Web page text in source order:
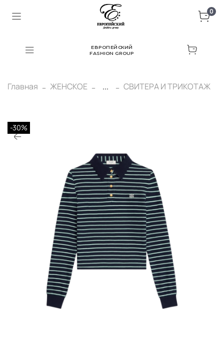
0
ЕВРОПЕЙСКИЙ
FASHION GROUP
Главная ЖЕНСКОЕ ... СВИТЕРА И ТРИКОТАЖ
-30%